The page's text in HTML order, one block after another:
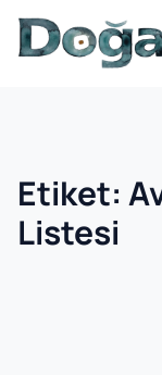
İçeriğe geç
Etiket:
Listesi